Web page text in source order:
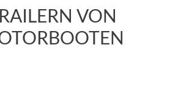
VON